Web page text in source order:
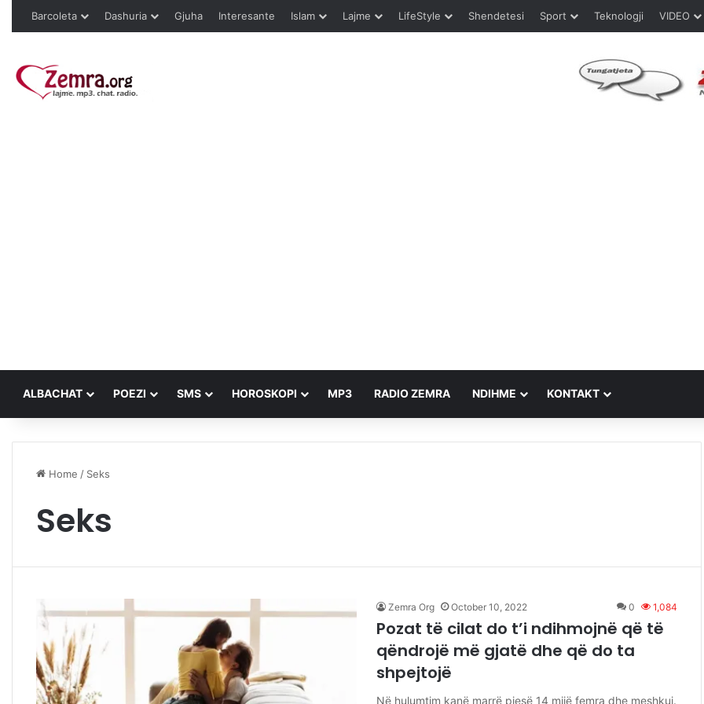
Barcoleta Dashuria Gjuha Interesante Islam Lajme LifeStyle Shendetesi Sport Teknologji VIDEO
ALBACHAT POEZI SMS HOROSKOPI MP3 RADIO ZEMRA NDIHME KONTAKT
Home / Seks
Seks
Zemra Org October 10, 2022 0 1,084
Pozat të cilat do t’i ndihmojnë që të
qëndrojë më gjatë dhe që do ta
shpejtojë
Në hulumtim kanë marrë pjesë 14 mijë femra dhe meshkuj.